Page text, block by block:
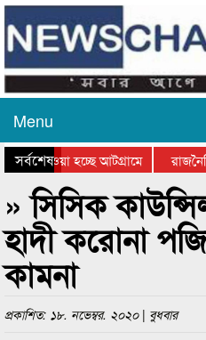
Menu
সর্বশেষ
যাওয়া হচ্ছে আটগ্রামে
পুরস্কার বিতরণ সম্পন্ন
» সিসিক
হাদী করোনা
কামনা
প্রকাশিত: ১৮. নভেম্বর. ২০২০ | বুধবার